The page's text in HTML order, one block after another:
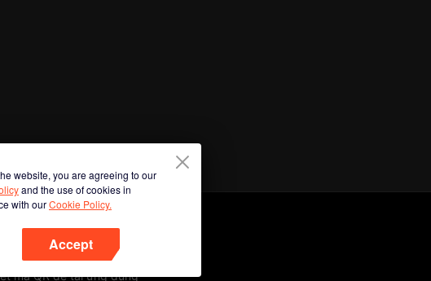
website, you are agreeing to our
and the use of cookies in
with ourCookie Policy.
Accept
mã QR để tải ứng dụng